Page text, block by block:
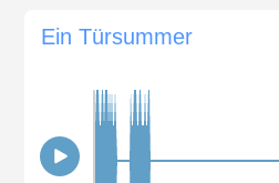
Ein Türsummer